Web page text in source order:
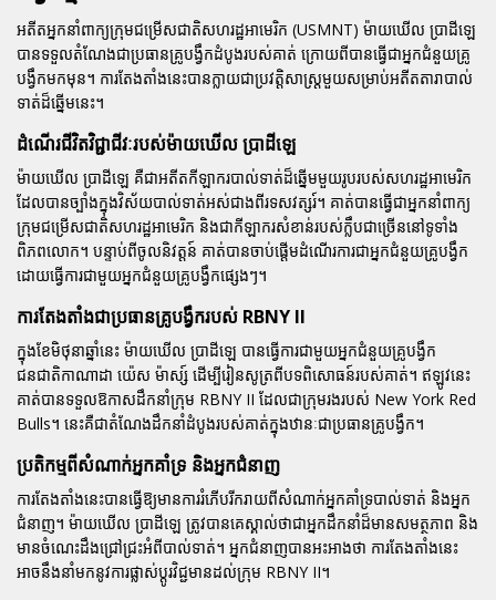
អតីតអ្នកនាំពាក្យក្រុមជម្រើសជាតិសហរដ្ឋអាមេរិក (USMNT) ម៉ាយឃើល ប្រាដីឡេ
បានទទួលតំណែងជាប្រធានគ្រូបង្វឹកដំបូងរបស់គាត់ ក្រោយពីបានធ្វើជាអ្នកជំនួយគ្រូ
បង្វឹកមកមុន។ ការតែងតាំងនេះបានក្លាយជាប្រវត្តិសាស្ត្រមួយសម្រាប់អតីតតារាបាល់
ទាត់ដ៏ឆ្នើមនេះ។
ដំណើរជីវិតវិជ្ជាជីវៈរបស់ម៉ាយឃើល ប្រាដីឡេ
ម៉ាយឃើល ប្រាដីឡេ គឺជាអតីតកីឡាករបាល់ទាត់ដ៏ឆ្នើមមួយរូបរបស់សហរដ្ឋអាមេរិក
ដែលបានច្បាំងក្នុងវិស័យបាល់ទាត់អស់ជាងពីរទសវត្សរ៍។ គាត់បានធ្វើជាអ្នកនាំពាក្យ
ក្រុមជម្រើសជាតិសហរដ្ឋអាមេរិក និងជាកីឡាករសំខាន់របស់ក្លឹបជាច្រើននៅទូទាំង
ពិភពលោក។ បន្ទាប់ពីចូលនិវត្តន៍ គាត់បានចាប់ផ្តើមដំណើរការជាអ្នកជំនួយគ្រូបង្វឹក
ដោយធ្វើការជាមួយអ្នកជំនួយគ្រូបង្វឹកផ្សេងៗ។
ការតែងតាំងជាប្រធានគ្រូបង្វឹករបស់ RBNY II
ក្នុងខែមិថុនាឆ្នាំនេះ ម៉ាយឃើល ប្រាដីឡេ បានធ្វើការជាមួយអ្នកជំនួយគ្រូបង្វឹក
ជនជាតិកាណាដា យ៉េស ម៉ាស្ស៍ ដើម្បីរៀនសូត្រពីបទពិសោធន៍របស់គាត់។ ឥឡូវនេះ
គាត់បានទទួលឱកាសដឹកនាំក្រុម RBNY II ដែលជាក្រុមរងរបស់ New York Red
Bulls។ នេះគឺជាតំណែងដឹកនាំដំបូងរបស់គាត់ក្នុងឋានៈជាប្រធានគ្រូបង្វឹក។
ប្រតិកម្មពីសំណាក់អ្នកគាំទ្រ និងអ្នកជំនាញ
ការតែងតាំងនេះបានធ្វើឱ្យមានការរំភើបរីករាយពីសំណាក់អ្នកគាំទ្របាល់ទាត់ និងអ្នក
ជំនាញ។ ម៉ាយឃើល ប្រាដីឡេ ត្រូវបានគេស្គាល់ថាជាអ្នកដឹកនាំដ៏មានសមត្ថភាព និង
មានចំណេះដឹងជ្រៅជ្រះអំពីបាល់ទាត់។ អ្នកជំនាញបានអះអាងថា ការតែងតាំងនេះ
អាចនឹងនាំមកនូវការផ្លាស់ប្តូរវិជ្ជមានដល់ក្រុម RBNY II។